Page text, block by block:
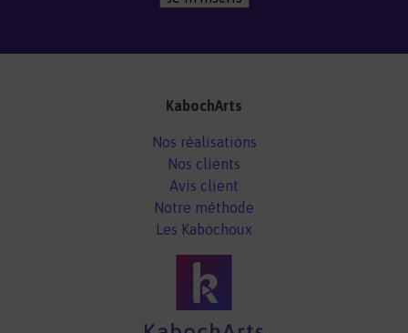
KabochArts
Nos réalisations
Nos clients
Avis client
Notre méthode
Les Kabochoux